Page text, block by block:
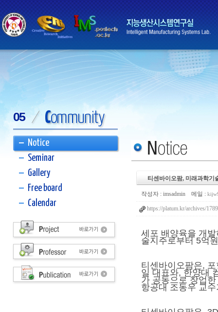
05 / Community
Notice
Seminar
Gallery
Free board
Calendar
티센바이오팜, 미래과학기
작성자 : imsadmin 메일 :
https://platum.kr/archives/
세포 배양육을 개
술지주로부터 5억
티센바이오팜은,
일 대표와, 한양대
가 공동으로 창업
항공대 조동우 교